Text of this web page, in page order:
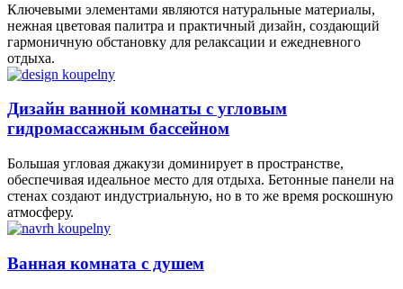
Ключевыми элементами являются натуральные материалы,
нежная цветовая палитра и практичный дизайн, создающий
гармоничную обстановку для релаксации и ежедневного
отдыха.
Дизайн ванной комнаты с угловым
гидромассажным бассейном
Большая угловая джакузи доминирует в пространстве,
обеспечивая идеальное место для отдыха. Бетонные панели на
стенах создают индустриальную, но в то же время роскошную
атмосферу.
Ванная комната с душем